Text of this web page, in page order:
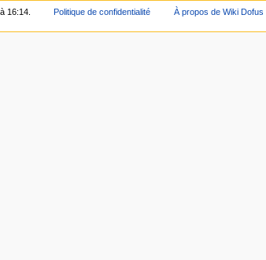
16:14. Politique de confidentialité À propos de Wiki Dofus